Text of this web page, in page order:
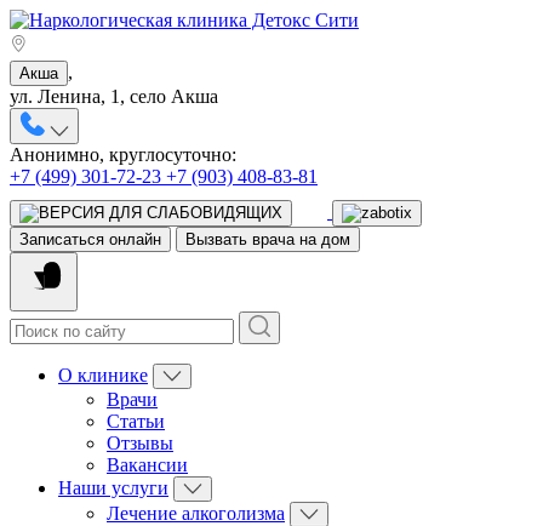
Акша ,
ул. Ленина, 1, село Акша
Анонимно, круглосуточно:
+7 (499) 301-72-23 +7 (903) 408-83-81
Записаться онлайн Вызвать врача на дом
О клинике
Врачи
Статьи
Отзывы
Вакансии
Наши услуги
Лечение алкоголизма